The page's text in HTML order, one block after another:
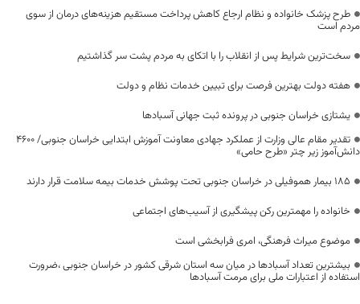
طرح پزشک خانواده و نظام ارجاع کاهش پرداخت مستقیم هزینه‌های درمان از سوی
مردم است
سخت‌ترین شرایط پس از انقلاب را با اتکای به مردم پشت سر گذاشتیم
هفته دولت بهترین فرصت برای تبیین خدمات نظام و دولت
یشتازی خراسان جنوبی در پرونده ثبت جهانی آسبادها
تقدیر مقام عالی وزارت از عملکرد جهادی معاونت آموزش ابتدایی خراسان جنوبی/ ۴۶۰۰
دانش‌آموز زیر چتر «طرح حامی»
۱۸۵ بیمار هموفیلی در خراسان جنوبی تحت پوشش خدمات بیمه سلامت قرار دارند
خانواده را مهمترین رکن پیشگیری از آسیب‌های اجتماعی
موضوع میراث فرهنگی، امری فرابخشی است
بیشترین تعداد آسبادها در میان سه استان شرقی کشور در خراسان جنوبی ،ضرورت
استفاده از اعتبارات ملی برای مرمت آسبادها